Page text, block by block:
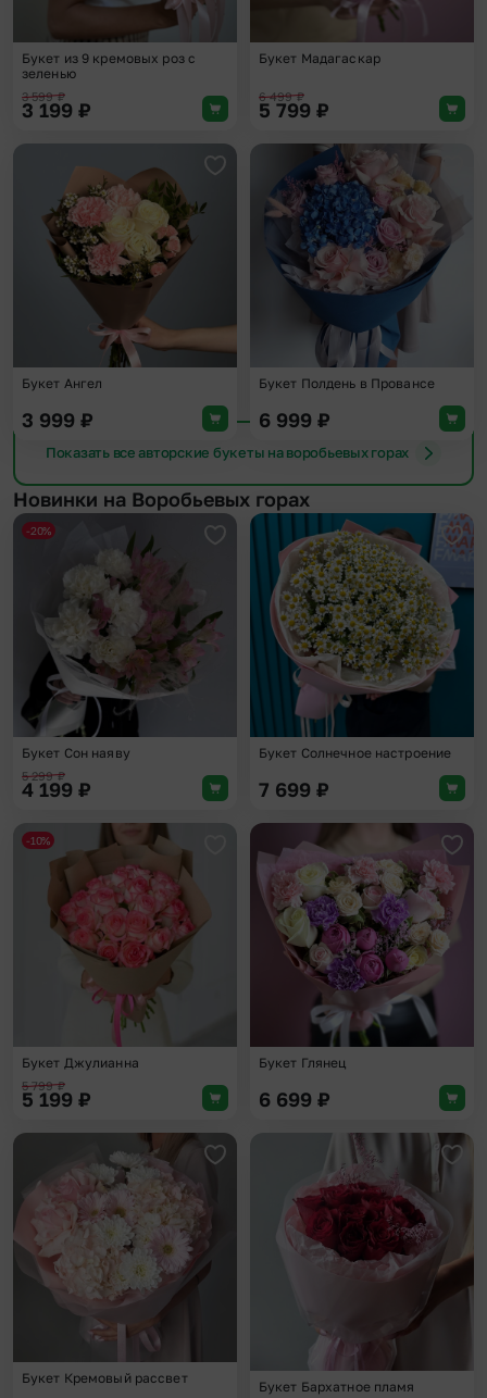
Букет из 9 кремовых роз с
зеленью
3 599₽
3 199 ₽
Букет Мадагаскар
6 499₽
5 799 ₽
Добавить в избранное
Букет Ангел
3 999 ₽
Букет Полдень в Провансе
6 999 ₽
Показать все авторские букеты на воробьевых горах
Новинки на Воробьевых горах
Добавить в избранное
-20%
Букет Сон наяву
5 299₽
4 199 ₽
Букет Солнечное настроение
7 699 ₽
Добавить в избранное
-10%
Букет Джулианна
5 799₽
5 199 ₽
Букет Глянец
6 699 ₽
Добавить в избранное
Букет Кремовый рассвет
Букет Бархатное пламя